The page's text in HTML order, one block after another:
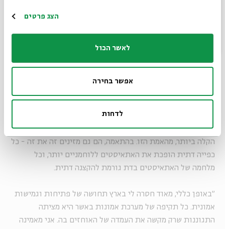
הצג פרטים
לאשר הכול
אפשר בחירה
לדחות
חילונית שמאמינה באלוהים קשה לי מאוד עם העובדה שהחברים
היהודים שלי נחלקים ברובם לדתיים או לאתאיסטים. קיים מעין
בון טון בקרב הציבור החילוני המשכיל להצהיר על אתאיזם, כי זה
הלוחמני, וחשוב להדגיש שלא מדובר באתאיזם באשר הוא, אינו
נבדל בעיניי מדתיות קיצונית: שניהם טוענים כי בידיהם האמת
המוחלטת ופועלים במנטליות פנאטית המבטלת כל סטייה, ולו
הקלה ביותר, מהאמת הזו. בהתאמה, הם גם מזינים זה את זה - כל
כפייה דתית הופכת את האתאיסטים ללוחמניים יותר, וכל
מלחמה של האתאיסטים בדת גורמת להקצנה דתית.
"באופן כללי, מאוד חסרה לי בארץ תחושה של פתיחות וגמישות
אמונית. כל תקיפה של מערכת אמונות באשר היא מציתה
התגוננות שרק מקשה את העמדה של האוחזים בה. אני מאמינה